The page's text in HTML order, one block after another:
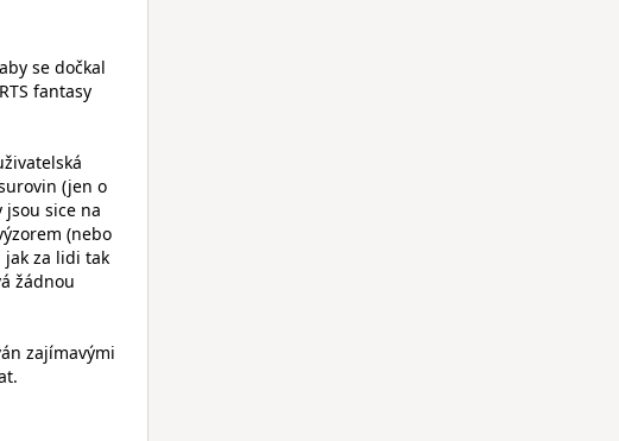
se dočkal
fantasy
(jen o
jsou sice na
(nebo
jak za lidi tak
žádnou
zajímavými